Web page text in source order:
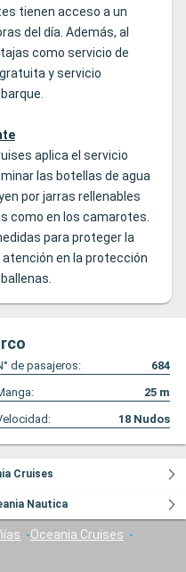
tienen acceso a un
del día. Además, al
como servicio de
y servicio
aplica el servicio
las botellas de agua
por jarras rellenables
como en los camarotes.
para proteger la
atención en la protección
de pasajeros:
684
25 m
18 Nudos
Cruises
Nautica
Oceania Cruises